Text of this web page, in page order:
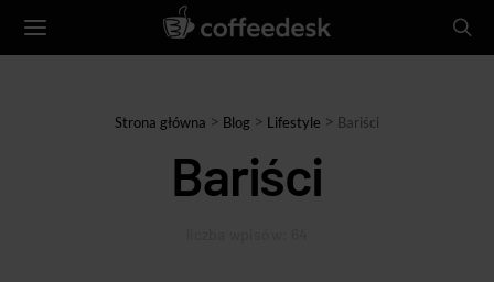
Strona główna > Blog > Lifestyle > Bariści
Bariści